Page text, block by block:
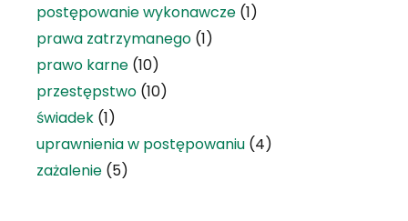
postępowanie wykonawcze (1)
prawa zatrzymanego (1)
prawo karne (10)
przestępstwo (10)
świadek (1)
uprawnienia w postępowaniu (4)
zażalenie (5)